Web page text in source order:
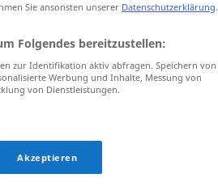
spießbürgerlich
Sie ansonsten unserer Datenschutzerklärung.
Folgendes bereitzustellen:
zur Identifikation aktiv abfragen. Speichern von
Werbung und Inhalte, Messung von
von Dienstleistungen.
Akzeptieren